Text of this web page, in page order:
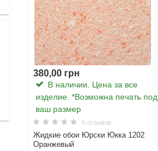
380,00 грн
В наличии. Цена за все
изделие. *Возможна печать под
ваш размер
0 отзывов
Жидкие обои Юрски Юкка 1202
Оранжевый